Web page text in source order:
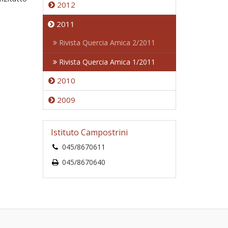
2012
2011
Rivista Quercia Amica 2/2011
Rivista Quercia Amica 1/2011
2010
2009
Istituto Campostrini
045/8670611
045/8670640